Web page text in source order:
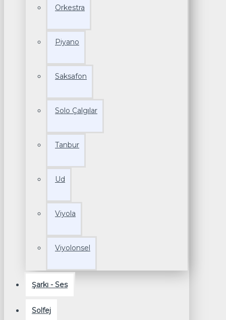
Orkestra
Piyano
Saksafon
Solo Çalgılar
Tanbur
Ud
Viyola
Viyolonsel
Şarkı - Ses
Solfej